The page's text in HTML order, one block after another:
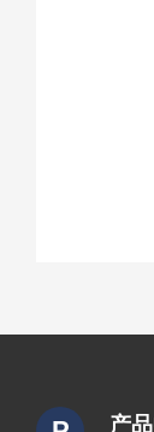
产